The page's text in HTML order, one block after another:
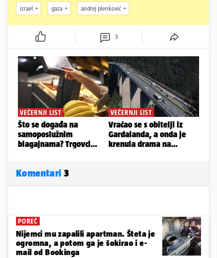
izrael gaza andrej plenković
3
Komentari 3
POREČ
Nijemci mu zapalili apartman. Šteta je
ogromna, a potom ga je šokirao i e-
mail od Bookinga